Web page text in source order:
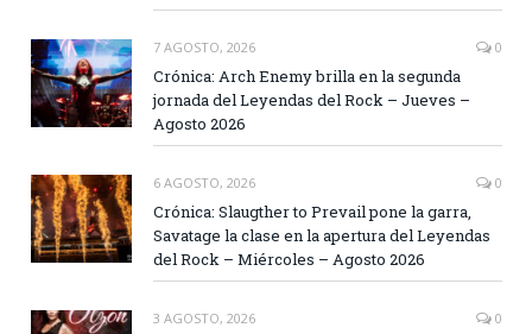
7 AGOSTO, 2026 0
Crónica: Arch Enemy brilla en la segunda
jornada del Leyendas del Rock – Jueves –
Agosto 2026
6 AGOSTO, 2026 0
Crónica: Slaugther to Prevail pone la garra,
Savatage la clase en la apertura del Leyendas
del Rock – Miércoles – Agosto 2026
3 AGOSTO, 2026 0